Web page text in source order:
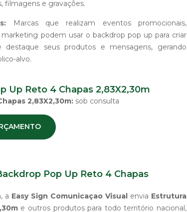
filmagens e gravações.
Marcas que realizam eventos promocionais,
podem usar o backdrop pop up para criar
seus produtos e mensagens, gerando
alvo.
Up Reto 4 Chapas 2,83X2,30m
2,83X2,30m: sob consulta
Pop Up Reto 4 Chapas
a Easy Sign Comunicaçao Visual envia Estrutura
e outros produtos para todo território nacional,